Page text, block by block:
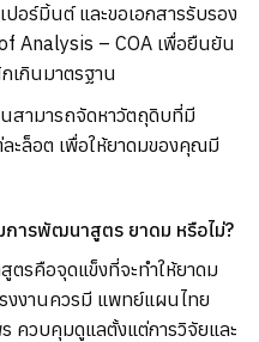
อร์มิ้นต์ และขอเอกสารรับรอง
Analysis – COA เพื่อยืนยัน
เกินมาตรฐาน
นสามารถจัดหาวัตถุดิบที่มี
ะล็อต เพื่อให้ยาดมของคุณมี
การพัฒนาสูตร ยาดม หรือไม่?
รคือจุดแข็งที่จะทำให้ยาดม
งงานควรมี แพทย์แผนไทย
ควบคุมดูแลตั้งแต่การวิจัยและ